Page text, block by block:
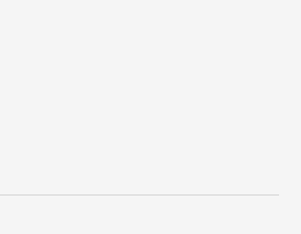
たな退職につながる危険が